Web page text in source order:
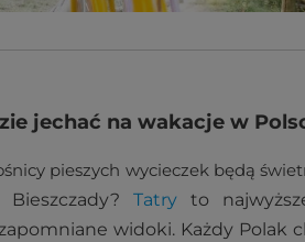
jechać na wakacje w
pieszych wycieczek będą
Bieszczady?Tatry to
widoki. Każdy Polak